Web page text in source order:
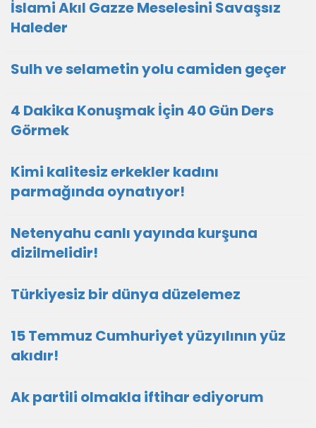
İslami Akıl Gazze Meselesini Savaşsız
Haleder
Sulh ve selametin yolu camiden geçer
4 Dakika Konuşmak İçin 40 Gün Ders
Görmek
Kimi kalitesiz erkekler kadını
parmağında oynatıyor!
Netenyahu canlı yayında kurşuna
dizilmelidir!
Türkiyesiz bir dünya düzelemez
15 Temmuz Cumhuriyet yüzyılının yüz
akıdır!
Ak partili olmakla iftihar ediyorum